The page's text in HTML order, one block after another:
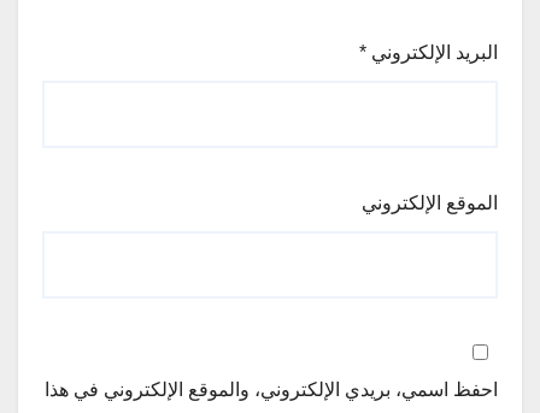
البريد الإلكتروني *
الموقع الإلكتروني
احفظ اسمي، بريدي الإلكتروني، والموقع الإلكتروني في هذا